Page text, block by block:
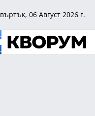
06 Август 2026 г.